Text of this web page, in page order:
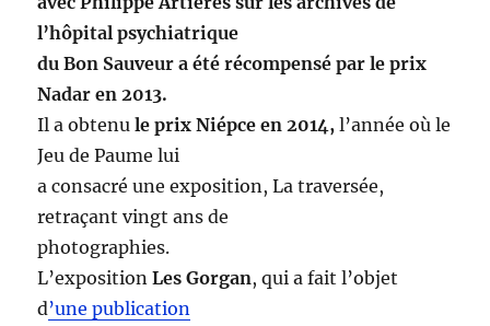
l’hôpital psychiatrique
du Bon Sauveur a été récompensé par le prix
Nadar en 2013.
Il a obtenule prix Niépce en 2014, l’année où le
Jeu de Paume lui
a consacré une exposition, La traversée,
retraçant vingt ans de
photographies.
L’expositionLes Gorgan, qui a fait l’objet
d’une publication